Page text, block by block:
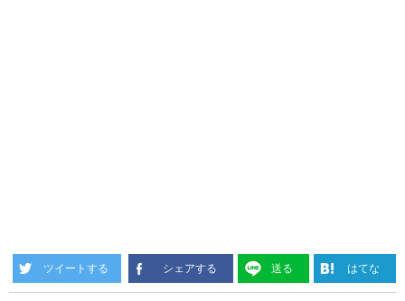
ツイートする シェアする 送る はてな